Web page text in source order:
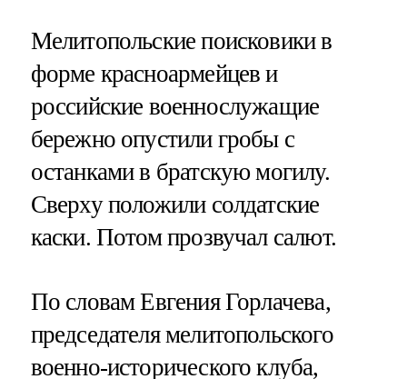
Мелитопольские поисковики в
форме красноармейцев и
российские военнослужащие
бережно опустили гробы с
останками в братскую могилу.
Сверху положили солдатские
каски. Потом прозвучал салют.
По словам Евгения Горлачева,
председателя мелитопольского
военно-исторического клуба,